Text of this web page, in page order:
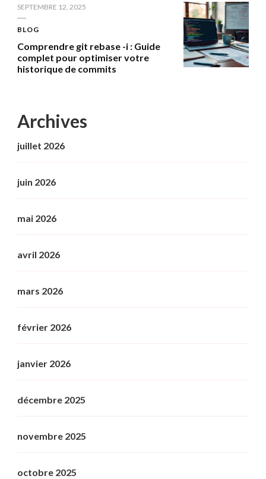
SEPTEMBRE 12, 2025
BLOG
Comprendre git rebase -i : Guide
complet pour optimiser votre
historique de commits
Archives
juillet 2026
juin 2026
mai 2026
avril 2026
mars 2026
février 2026
janvier 2026
décembre 2025
novembre 2025
octobre 2025